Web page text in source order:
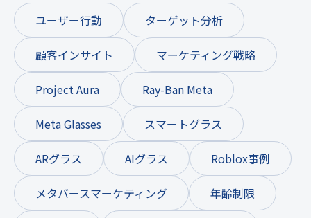
ユーザー行動 ターゲット分析
顧客インサイト マーケティング戦略
Project Aura Ray-Ban Meta
Meta Glasses スマートグラス
ARグラス AIグラス Roblox事例
メタバースマーケティング 年齢制限